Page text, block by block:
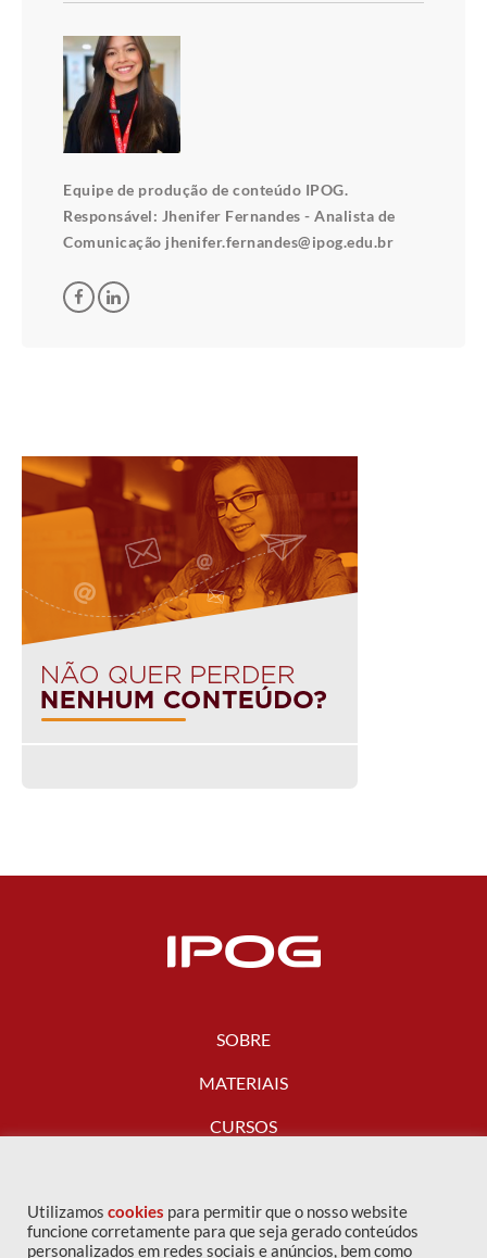
Equipe de produção de conteúdo IPOG.
Responsável: Jhenifer Fernandes - Analista de
Comunicação jhenifer.fernandes@ipog.edu.br
SOBRE
MATERIAIS
CURSOS
FALE CONOSCO
Utilizamos cookies para permitir que o nosso website
funcione corretamente para que seja gerado conteúdos
personalizados em redes sociais e anúncios, bem como